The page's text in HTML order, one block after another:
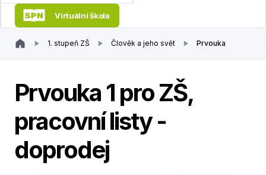
Virtuální škola
1. stupeň ZŠ Člověk a jeho svět Prvouka
Prvouka 1 pro ZŠ,
pracovní listy -
doprodej